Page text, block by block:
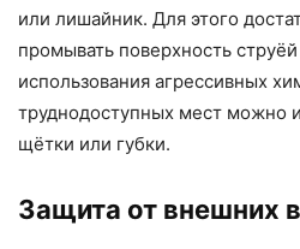
или лишайник. Для этого
промывать поверхность
использования агрессивных
труднодоступных мест можно
щётки или губки.
Защита от внешних